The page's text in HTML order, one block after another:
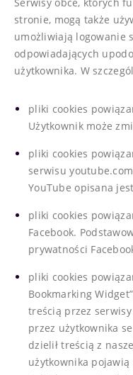
stronie, mogą także
umożliwiają logowanie
odpowiadających
użytkownika. W
pliki cookies
Użytkownik może
pliki cookies
serwisu
YouTube opisana jest
pliki cookies
Facebook.
prywatności
pliki cookies
Bookmarking
treścią przez
przez użytkownika
dzielił treścią z
użytkownika